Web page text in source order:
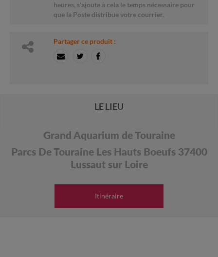
heures, s'ajoute à cela le temps nécessaire pour
que la Poste distribue votre courrier.
Partager ce produit :
LE LIEU
Grand Aquarium de Touraine
Parcs De Touraine Les Hauts Boeufs 37400
Lussaut sur Loire
Itinéraire